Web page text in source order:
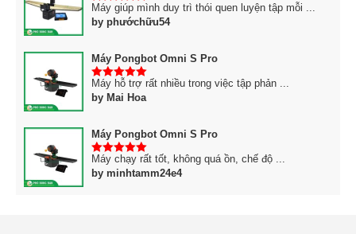
5trên 5
Máy giúp mình duy trì thói quen luyện tập mỗi ...
by phướchữu54
Máy Pongbot Omni S Pro
5trên 5
Máy hỗ trợ rất nhiều trong việc tập phản ...
by Mai Hoa
Máy Pongbot Omni S Pro
5trên 5
Máy chạy rất tốt, không quá ồn, chế độ ...
by minhtamm24e4